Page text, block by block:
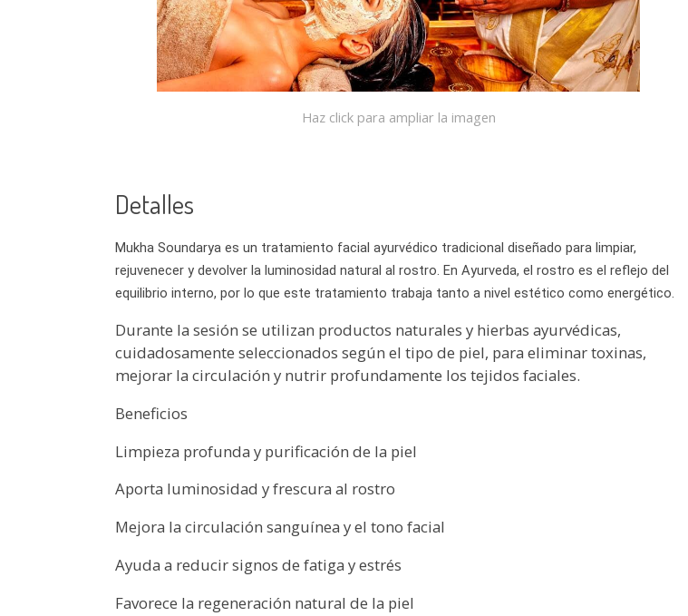
Haz click para ampliar la imagen
Detalles
Mukha Soundarya es un tratamiento facial ayurvédico tradicional diseñado para limpiar,
rejuvenecer y devolver la luminosidad natural al rostro. En Ayurveda, el rostro es el reflejo del
equilibrio interno, por lo que este tratamiento trabaja tanto a nivel estético como energético.
Durante la sesión se utilizan productos naturales y hierbas ayurvédicas,
cuidadosamente seleccionados según el tipo de piel, para eliminar toxinas,
mejorar la circulación y nutrir profundamente los tejidos faciales.
Beneficios
Limpieza profunda y purificación de la piel
Aporta luminosidad y frescura al rostro
Mejora la circulación sanguínea y el tono facial
Ayuda a reducir signos de fatiga y estrés
Favorece la regeneración natural de la piel